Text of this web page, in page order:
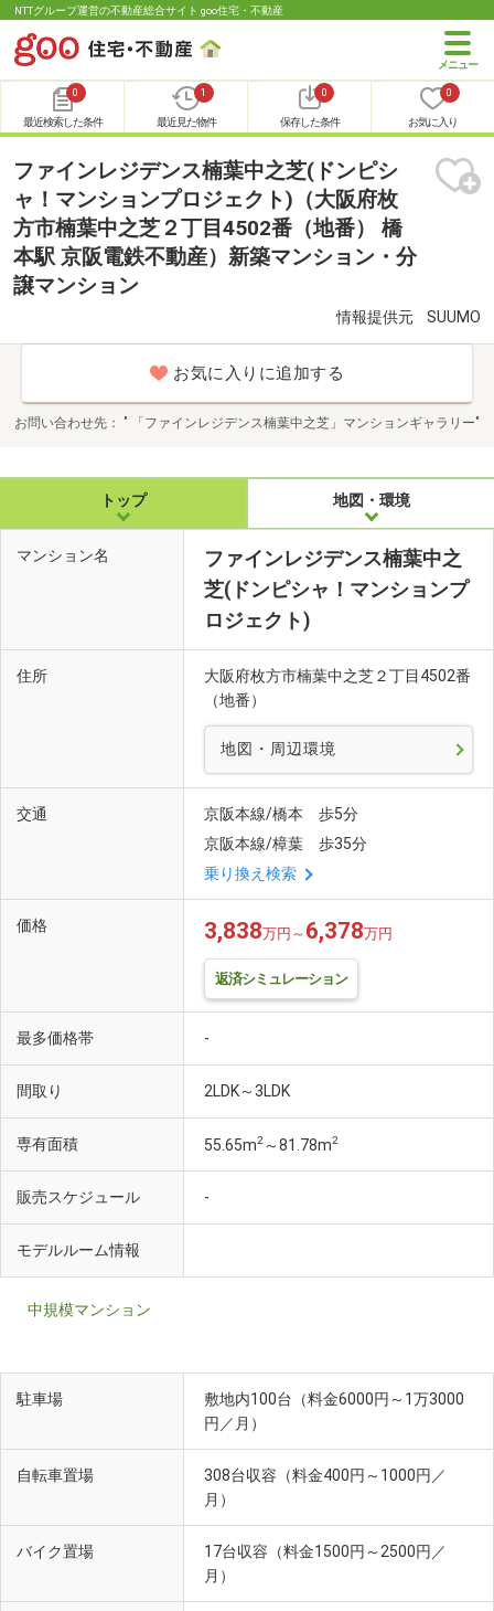
NTTグループ運営の不動産総合サイト goo住宅・不動産
0
最近検索した条件
1
最近見た物件
0
保存した条件
0
お気に入り
ファインレジデンス楠葉中之芝(ドンピシ
ャ！マンションプロジェクト)（大阪府枚
方市楠葉中之芝２丁目4502番（地番） 橋
本駅 京阪電鉄不動産）新築マンション・分
譲マンション
情報提供元 SUUMO
お気に入りに追加する
お問い合わせ先 " 「ファインレジデンス楠葉中之芝」マンションギャラリー"
トップ 地図・環境
マンション名
ファインレジデンス楠葉中之
芝(ドンピシャ！マンションプ
ロジェクト)
住所
大阪府枚方市楠葉中之芝２丁目4502番
（地番）
地図・周辺環境
交通
京阪本線/橋本 歩5分
京阪本線/樟葉 歩35分
乗り換え検索
価格 3,838万円～ 6,378万円
返済シミュレーション
最多価格帯 -
間取り 2LDK～3LDK
専有面積 55.65m2 ～81.78m2
販売スケジュール -
モデルルーム情報
中規模マンション
駐車場
敷地内100台（料金6000円～1万3000
円／月）
自転車置場
308台収容（料金400円～1000円／
月）
バイク置場
17台収容（料金1500円～2500円／
月）